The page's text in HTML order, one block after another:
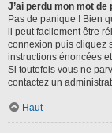
J’ai perdu mon mot de
Pas de panique ! Bien
il peut facilement être
connexion puis cliquez
instructions énoncées
Si toutefois vous ne
contactez un
Haut